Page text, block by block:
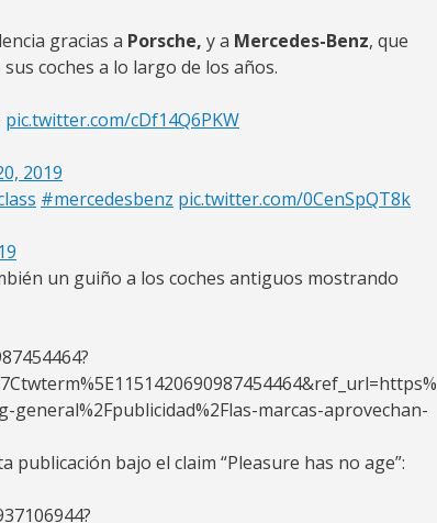
gracias a Porsche, y a Mercedes-Benz, que
coches a lo largo de los años.
pic.twitter.com/cDf14Q6PKW
2019
#mercedesbenz pic.twitter.com/0CenSpQT8k
un guiño a los coches antiguos mostrando
general%2Fpublicidad%2Flas-marcas-aprovechan-
bajo el claim “Pleasure has no age”: